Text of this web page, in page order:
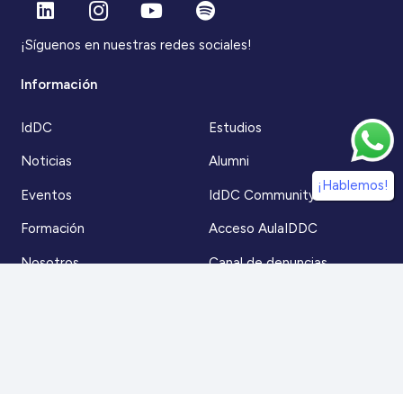
¡Síguenos en nuestras redes sociales!
Información
IdDC
Noticias
Eventos
Formación
Nosotros
Estudios
Alumni
IdDC Community
Acceso AulaIDDC
Canal de denuncias
¡Hablemos!